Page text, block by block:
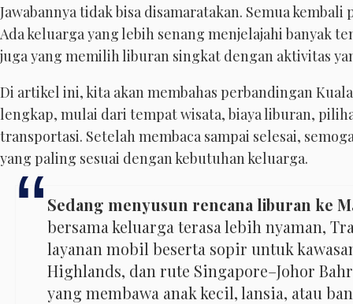
Jawabannya tidak bisa disamaratakan. Semua
Ada keluarga yang lebih senang menjelajahi banyak
juga yang memilih liburan singkat dengan aktivitas
Di artikel ini, kita akan membahas perbandingan
lengkap, mulai dari tempat wisata, biaya liburan,
transportasi. Setelah membaca sampai selesai,
yang paling sesuai dengan kebutuhan keluarga.
Sedang menyusun rencana liburan ke
bersama keluarga terasa lebih nyaman,
layanan mobil beserta sopir untuk
Highlands, dan rute Singapore–Johor
yang membawa anak kecil, lansia, atau